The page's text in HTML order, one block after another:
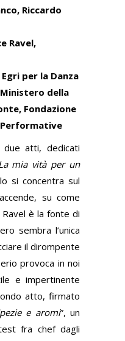
Riccardo
Ravel,
per la Danza
Ministero della
Fondazione
atti, dedicati
mia vità per un
si concentra sul
su come
è la fonte di
sembra l’unica
il dirompente
provoca in noi
e impertinente
atto, firmato
e aromi”, un
fra chef dagli